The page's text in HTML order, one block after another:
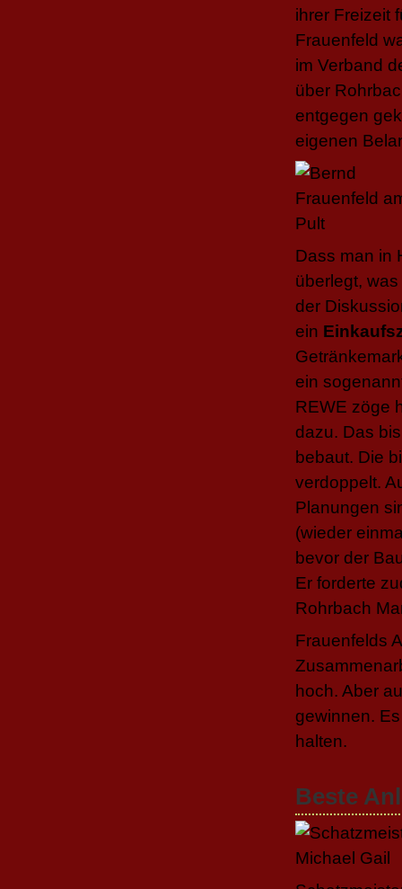
ihrer Freizeit
Frauenfeld
im Verband
über
entgegen
eigenen
Dass man in
überlegt,
der
ein
ein
REWE zöge
dazu. Das
bebaut. Die
verdoppelt.
Planungen
(wieder
bevor der
Er forderte
Rohrbach
Frauenfelds
hoch. Aber
gewinnen.
halten.
Beste